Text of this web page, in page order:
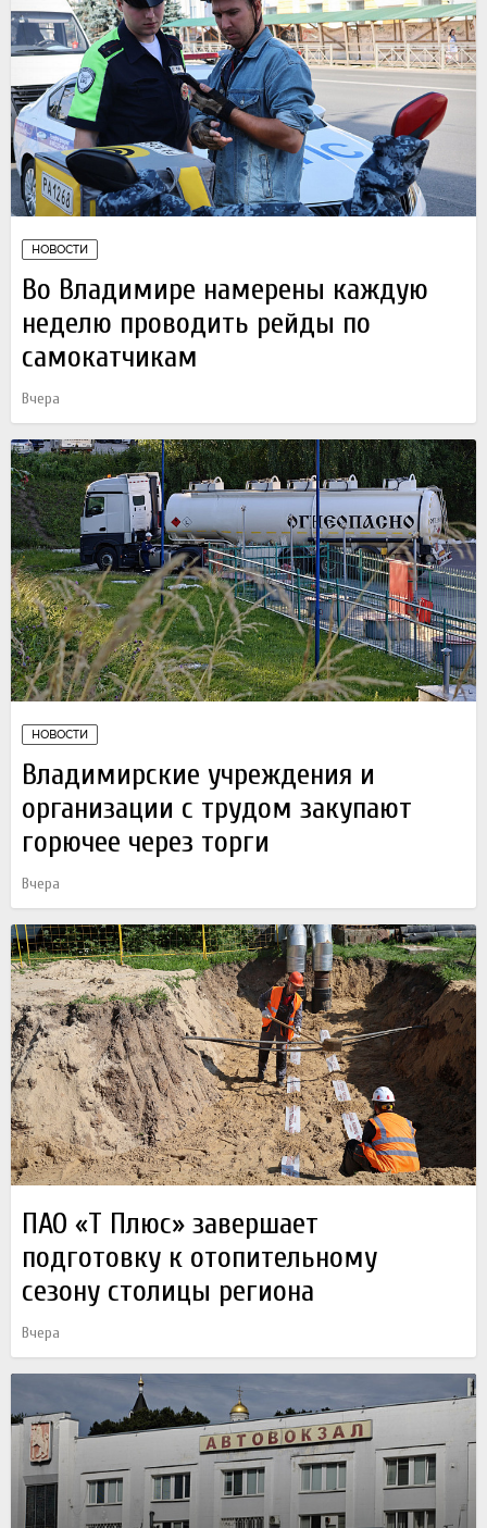
НОВОСТИ
Во Владимире намерены каждую
неделю проводить рейды по
самокатчикам
Вчера
НОВОСТИ
Владимирские учреждения и
организации с трудом закупают
горючее через торги
Вчера
ПАО «Т Плюс» завершает
подготовку к отопительному
сезону столицы региона
Вчера